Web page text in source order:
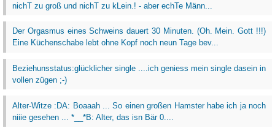
nichT zu groß und nichT zu kLein.! - aber echTe Männ...
Der Orgasmus eines Schweins dauert 30 Minuten. (Oh. Mein. Gott !!!)
Eine Küchenschabe lebt ohne Kopf noch neun Tage bev...
Beziehunsstatus:glücklicher single ....ich geniess mein single dasein in
vollen zügen ;-)
Alter-Witze :DA: Boaaah ... So einen großen Hamster habe ich ja noch
niiie gesehen ... *__*B: Alter, das isn Bär 0....